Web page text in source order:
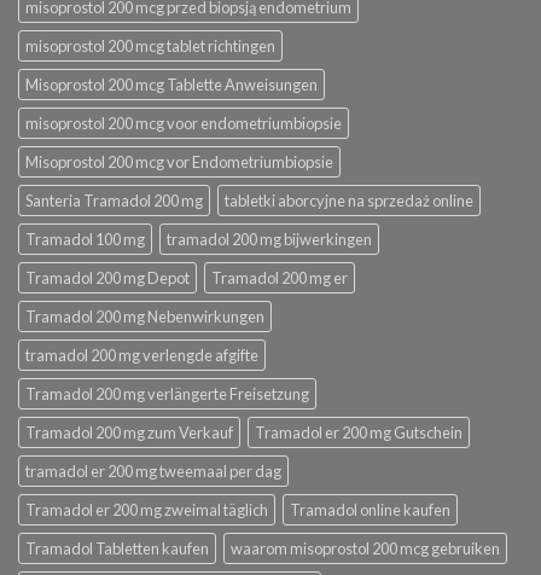
misoprostol 200 mcg przed biopsją endometrium
misoprostol 200 mcg tablet richtingen
Misoprostol 200 mcg Tablette Anweisungen
misoprostol 200 mcg voor endometriumbiopsie
Misoprostol 200 mcg vor Endometriumbiopsie
Santeria Tramadol 200 mg
tabletki aborcyjne na sprzedaż online
Tramadol 100 mg
tramadol 200 mg bijwerkingen
Tramadol 200 mg Depot
Tramadol 200 mg er
Tramadol 200 mg Nebenwirkungen
tramadol 200 mg verlengde afgifte
Tramadol 200 mg verlängerte Freisetzung
Tramadol 200 mg zum Verkauf
Tramadol er 200 mg Gutschein
tramadol er 200 mg tweemaal per dag
Tramadol er 200 mg zweimal täglich
Tramadol online kaufen
Tramadol Tabletten kaufen
waarom misoprostol 200 mcg gebruiken